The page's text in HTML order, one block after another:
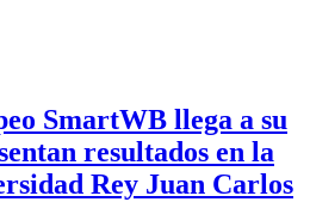
SmartWB llega a su
resultados en la
Rey Juan Carlos